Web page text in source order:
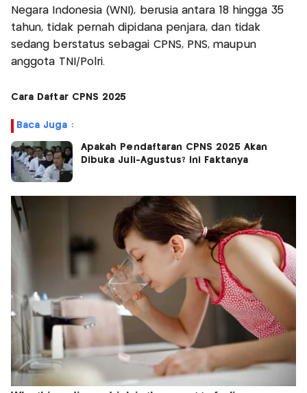
Negara Indonesia (WNI), berusia antara 18 hingga 35
tahun, tidak pernah dipidana penjara, dan tidak
sedang berstatus sebagai CPNS, PNS, maupun
anggota TNI/Polri.
Cara Daftar CPNS 2025
Baca Juga :
Apakah Pendaftaran CPNS 2025 Akan
Dibuka Juli-Agustus? Ini Faktanya